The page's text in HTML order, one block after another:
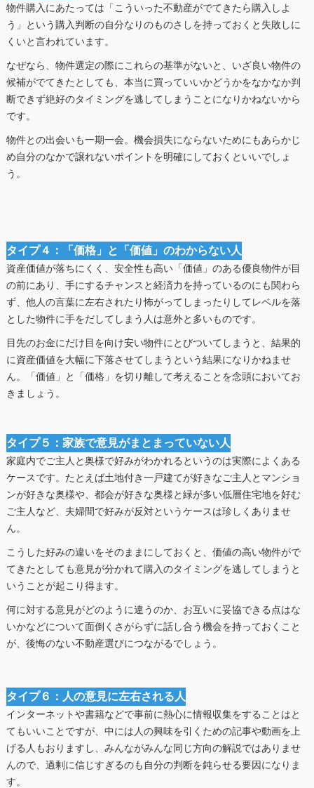
物件購入にあたっては「こういった不動産がでてきたら購入しよ
う」という購入判断の自分なりのものさしを持っておくと失敗しに
くいと言われています。
なぜなら、物件選定の際にこれらの基準がないと、いざ良い物件の
候補がでてきたとしても、本当に買っていいかどうかをなかなか判
断できず絶好のタイミングを逃してしまうことになりかねないから
です。
物件との出会いも一期一会。機会損失にならないためにもあらかじ
め自分のなかで譲れないポイントを明確にしておくといいでしょ
う。
タイプ４：「価格」と「価値」のわからない人
資産価値が落ちにくく、安全性も高い「価値」のある優良物件が目
の前にあり、手にするチャンスと経済力を持っているのにも関わら
ず、他人の言葉に左右されたり怖がってしまったりしてレベルを落
とした物件に手をだしてしまう人は意外と多いものです。
目先のお金にだけ目を向け安い物件にとびついてしまうと、結果的
に資産価値を大幅に下落させてしまうという結果になりかねませ
ん。「価値」と「価格」を切り離して考えることを念頭においてお
きましょう。
タイプ５：家族で意見がまとまっていない人
家庭内でご主人と奥様で好みがわかれるというのは実際によくある
ケースです。たとえば土地付き一戸建てが好きなご主人とマンショ
ンが好きな奥様や、都会が好きな奥様と緑が多い低層住宅地を好む
ご主人など、夫婦間で好みが反対というケースは珍しくありませ
ん。
こうした好みの違いをそのままにしておくと、価値の高い物件がで
てきたとしても意見が分かれて購入のタイミングを逃してしまうと
いうことが起こり得ます。
何に対する意見がどのように違うのか、お互いに妥協できる点はな
いかなどについて面倒くさがらずに話し合う機会を持っておくこと
が、後悔のない不動産選びにつながるでしょう。
タイプ６：人の意見に左右される人
インターネットや書籍などで事前に熱心に情報収集をすることはと
てもいいことですが、中には人の興味を引くための記事や動画を上
げる人もおりますし、みんながみんな同じ方向の解説ではありませ
んので、過剰に信じすぎるのも自分の判断を鈍らせる要因になりま
す。